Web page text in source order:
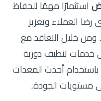
استثمارًا مهمًا للحفاظ
العملاء وتعزيز
ومن خلال التعاقد مع
خدمات تنظيف دورية
أحدث المعدات
الجودة.